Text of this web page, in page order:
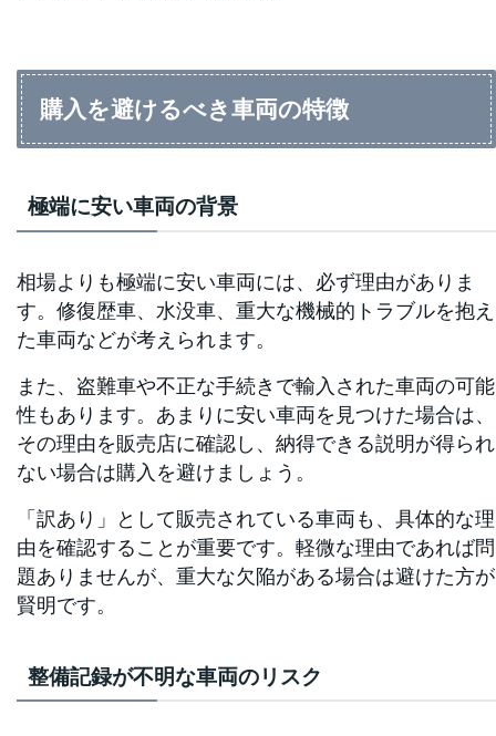
購入を避けるべき車両の特徴
極端に安い車両の背景
相場よりも極端に安い車両には、必ず理由がありま
す。修復歴車、水没車、重大な機械的トラブルを抱え
た車両などが考えられます。
また、盗難車や不正な手続きで輸入された車両の可能
性もあります。あまりに安い車両を見つけた場合は、
その理由を販売店に確認し、納得できる説明が得られ
ない場合は購入を避けましょう。
「訳あり」として販売されている車両も、具体的な理
由を確認することが重要です。軽微な理由であれば問
題ありませんが、重大な欠陥がある場合は避けた方が
賢明です。
整備記録が不明な車両のリスク